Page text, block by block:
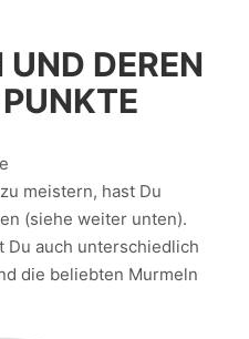
UND DEREN
meistern, hast Du
(siehe weiter unten).
Du auch unterschiedlich
die beliebten Murmeln